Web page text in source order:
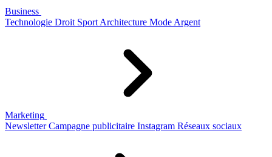
Business
Technologie Droit Sport Architecture Mode Argent
Marketing
Newsletter Campagne publicitaire Instagram Réseaux sociaux